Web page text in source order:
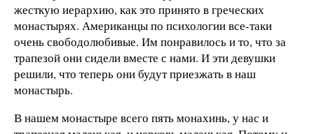
жесткую иерархию, как это принято в греческих
монастырях. Американцы по психологии все-таки
очень свободолюбивые. Им понравилось и то, что за
трапезой они сидели вместе с нами. И эти девушки
решили, что теперь они будут приезжать в наш
монастырь.
В нашем монастыре всего пять монахинь, у нас и